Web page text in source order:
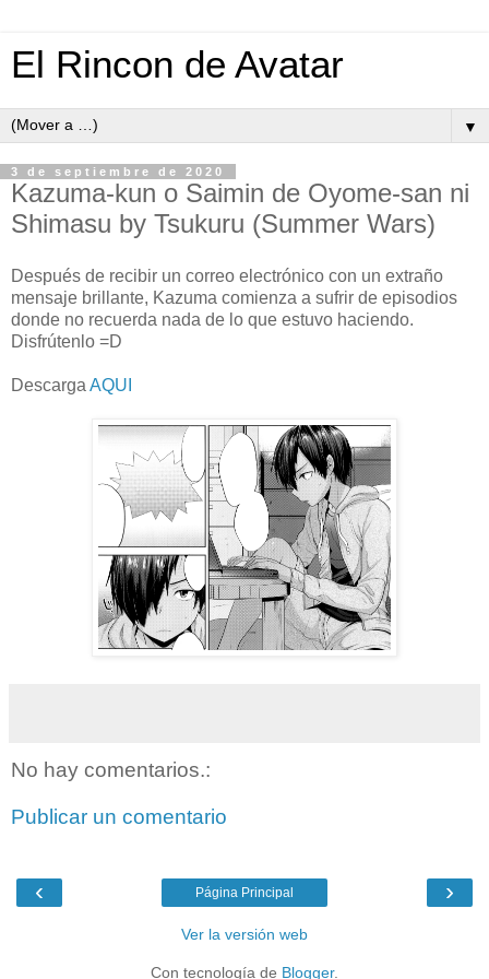
El Rincon de Avatar
▼
3 de septiembre de 2020
Kazuma-kun o Saimin de Oyome-san ni
Shimasu by Tsukuru (Summer Wars)
Después de recibir un correo electrónico con un extraño
mensaje brillante, Kazuma comienza a sufrir de episodios
donde no recuerda nada de lo que estuvo haciendo.
Disfrútenlo =D
Descarga AQUI
No hay comentarios.:
Publicar un comentario
‹ ›
Página Principal
Ver la versión web
Con tecnología de Blogger.